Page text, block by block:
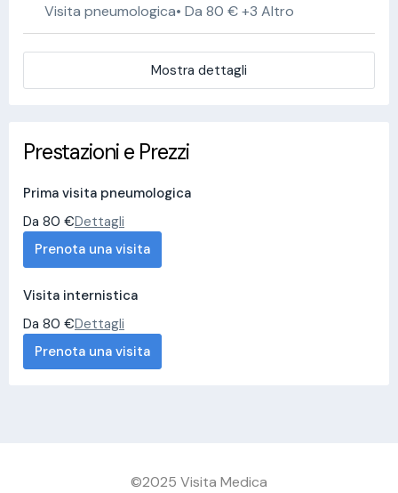
Visita pneumologica• Da 80 € +3 Altro
Mostra dettagli
Prestazioni e Prezzi
Prima visita pneumologica
Da 80 €Dettagli
Prenota una visita
Visita internistica
Da 80 €Dettagli
Prenota una visita
©2025 Visita Medica